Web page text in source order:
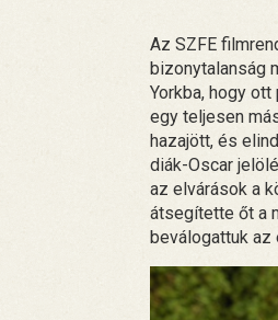
Az SZFE
bizonytalanság
Yorkba, hogy
egy teljesen
hazajött, és
diák-Oscar
az elvárások a
átsegítette őt a
beválogattuk